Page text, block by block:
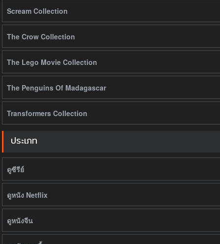
ประเภท
ดูซีรีย์
ดูหนัง Netflix
ดูหนังจีน
Scream Collection
The Crow Collection
The Lego Movie Collection
The Penguins Of Madagascar
Transformers Collection